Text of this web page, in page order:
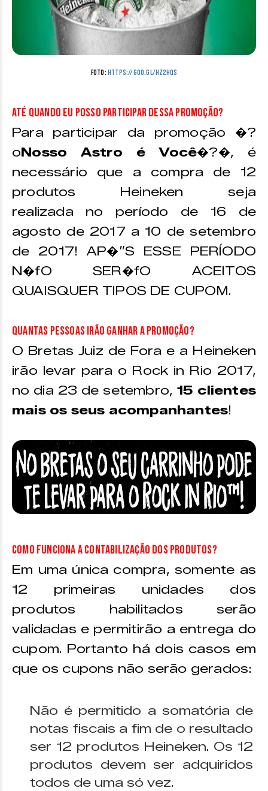
Foto: https://goo.gl/hz2hQS
Até quando eu posso participar dessa promoção?
Para participar da promoção �?
oNosso Astro é Você�?�, é
necessário que a compra de 12
produtos Heineken seja
realizada no período de 16 de
agosto de 2017 a 10 de setembro
de 2017! AP�”S ESSE PERÍODO
N�fO SER�fO ACEITOS
QUAISQUER TIPOS DE CUPOM.
Quantas pessoas irão ganhar a promoção?
O Bretas Juiz de Fora e a Heineken
irão levar para o Rock in Rio 2017,
no dia 23 de setembro,15 clientes
mais os seus acompanhantes!
Como funciona a contabilização dos produtos?
Em uma única compra, somente as
12 primeiras unidades dos
produtos habilitados serão
validadas e permitirão a entrega do
cupom. Portanto há dois casos em
que os cupons não serão gerados:
Não é permitido a somatória de
notas fiscais a fim de o resultado
ser 12 produtos Heineken. Os 12
produtos devem ser adquiridos
todos de uma só vez.